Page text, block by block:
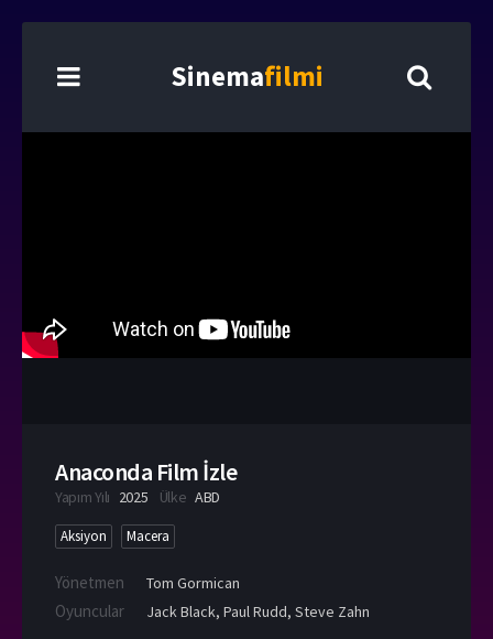
Sinemafilmi
Anaconda Film İzle
Yapım Yılı 2025 Ülke ABD
Aksiyon Macera
Yönetmen Tom Gormican
Oyuncular Jack Black, Paul Rudd, Steve Zahn